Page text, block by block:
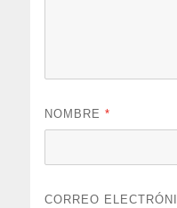
NOMBRE*
CORREO